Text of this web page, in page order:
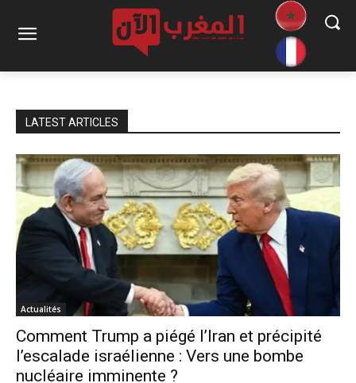
LATEST ARTICLES
Actualités
Comment Trump a piégé l’Iran et précipité
l’escalade israélienne : Vers une bombe
nucléaire imminente ?